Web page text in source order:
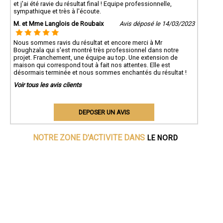
et j'ai été ravie du résultat final ! Equipe professionnelle,
sympathique et très à l'écoute.
M. et Mme Langlois de Roubaix
Avis déposé le 14/03/2023
Nous sommes ravis du résultat et encore merci à Mr
Boughzala qui s'est montré très professionnel dans notre
projet. Franchement, une équipe au top. Une extension de
maison qui correspond tout à fait nos attentes. Elle est
désormais terminée et nous sommes enchantés du résultat !
Voir tous les avis clients
DEPOSER UN AVIS
NOTRE ZONE D'ACTIVITE DANS LE NORD